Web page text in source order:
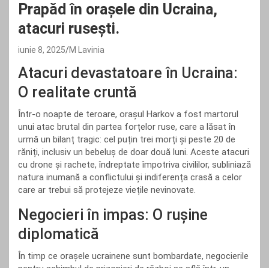
Prapăd în orașele din Ucraina,
atacuri rusești.
iunie 8, 2025 M Lavinia
Atacuri devastatoare în Ucraina:
O realitate cruntă
Într-o noapte de teroare, orașul Harkov a fost martorul
unui atac brutal din partea forțelor ruse, care a lăsat în
urmă un bilanț tragic: cel puțin trei morți și peste 20 de
răniți, inclusiv un bebeluș de doar două luni. Aceste atacuri
cu drone și rachete, îndreptate împotriva civililor, subliniază
natura inumană a conflictului și indiferența crasă a celor
care ar trebui să protejeze viețile nevinovate.
Negocieri în impas: O rușine
diplomatică
În timp ce orașele ucrainene sunt bombardate, negocierile